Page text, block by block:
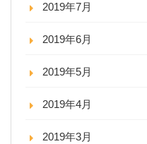
2019年7月
2019年6月
2019年5月
2019年4月
2019年3月